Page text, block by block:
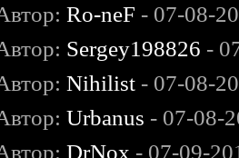
Ro-neF - 07-08-
Sergey198826 -
Nihilist - 07-08-
Urbanus - 07-08-
DrNox - 07-09-